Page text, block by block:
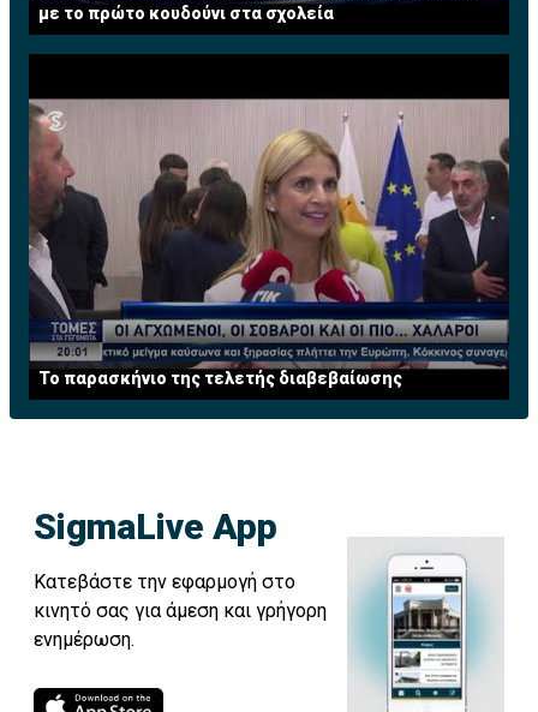
με το πρώτο κουδούνι στα σχολεία
Το παρασκήνιο της τελετής διαβεβαίωσης
SigmaLive App
Κατεβάστε την εφαρμογή στο
κινητό σας για άμεση και γρήγορη
ενημέρωση.